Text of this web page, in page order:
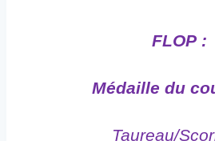
FLOP :
Médaille du
Taureau/